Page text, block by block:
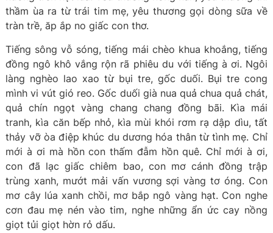
thầm ùa ra từ trái tim mẹ, yêu thương gọi dòng sữa về
tràn trề, ăp ắp no giấc con thơ.
Tiếng sông vỗ sóng, tiếng mái chèo khua khoắng, tiếng
đồng ngô khô vắng rộn rã phiêu du với tiếng à ơi. Ngôi
làng nghèo lao xao từ bụi tre, gốc duối. Bụi tre cong
mình vi vút gió reo. Gốc duối già nua quả chua quả chát,
quả chín ngọt vàng chang chang đồng bãi. Kìa mái
tranh, kìa căn bếp nhỏ, kìa mùi khói rơm rạ dập dìu, tất
thảy vỡ òa điệp khúc du dương hóa thân từ tình mẹ. Chỉ
mới à ơi mà hồn con thấm đẫm hồn quê. Chỉ mới à ơi,
con đã lạc giấc chiêm bao, con mơ cánh đồng trập
trùng xanh, mướt mải vấn vương sợi vàng tơ óng. Con
mơ cây lúa xanh chồi, mơ bắp ngô vàng hạt. Con nghe
cơn đau mẹ nén vào tim, nghe những ẩn ức cay nồng
giọt tủi giọt hờn rỏ dấu.